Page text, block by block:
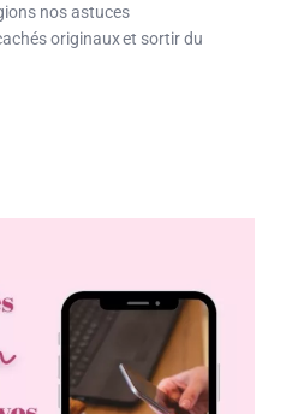
nos astuces
originaux et sortir du